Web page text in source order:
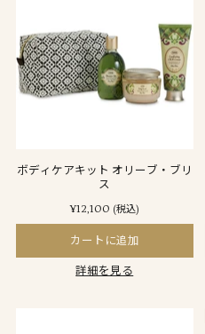
ボディケアキット オリーブ・ブリ
ス
¥12,100 (税込)
カートに追加
詳細を見る